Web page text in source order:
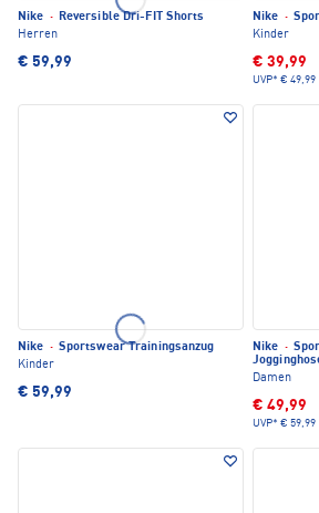
Nike · Reversible Dri-FIT Shorts
Herren
€ 59,99
Nike ·
Kinder
€ 39,99
UVP* € 49,99
Nike · Sportswear Trainingsanzug
Kinder
€ 59,99
Nike ·
Damen
€ 49,99
UVP* € 59,99